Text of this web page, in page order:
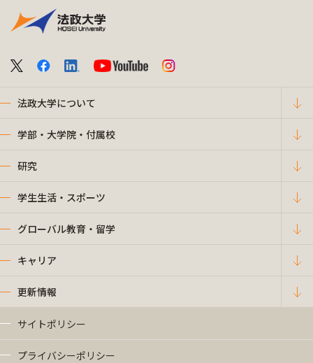
法政大学について
学部・大学院・付属校
研究
学生生活・スポーツ
グローバル教育・留学
キャリア
更新情報
サイトポリシー
プライバシーポリシー